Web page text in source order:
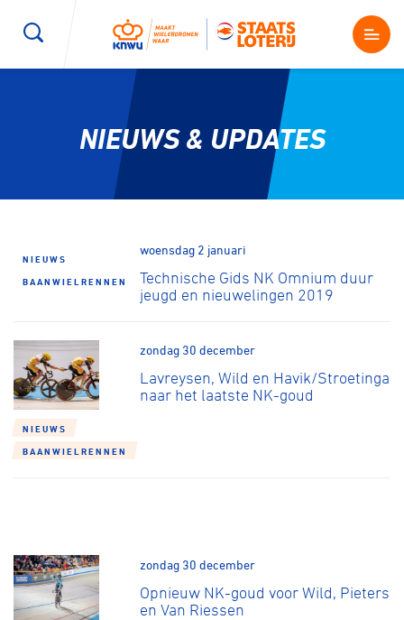
Kenniscentrum
Magazine
Nieuws
Producten en diensten
Contact
Over ons
NIEUWS & UPDATES
NIEUWS
BAANWIELRENNEN
woensdag 2 januari
Technische Gids NK Omnium duur
jeugd en nieuwelingen 2019
NIEUWS
BAANWIELRENNEN
zondag 30 december
Lavreysen, Wild en Havik/Stroetinga
naar het laatste NK-goud
zondag 30 december
Opnieuw NK-goud voor Wild, Pieters
en Van Riessen
Mountainbiken
E-Racing
Strandrace
Veldrijden Biketrial
Pumptrack